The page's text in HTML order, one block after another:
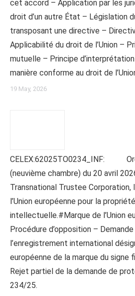
cet accord – Application par les
droit d’un autre État – Législation
transposant une directive –
Applicabilité du droit de l’Union –
mutuelle – Principe
manière conforme au droit de
19 May, 2026
CELEX:62025TO0234_INF:
(neuvième chambre) du 20 avril
Transnational Trustee
l’Union européenne pour la propriété
intellectuelle.#Marque de l’Union
Procédure d’opposition –
l’enregistrement international
européenne de la marque du signe
Rejet partiel de la demande de
234/25.